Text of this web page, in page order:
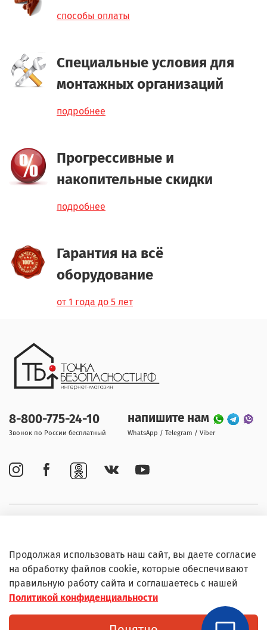
способы оплаты
Специальные условия для
монтажных организаций
подробнее
Прогрессивные и
накопительные скидки
подробнее
Гарантия на всё
оборудование
от 1 года до 5 лет
Информация
8-800-775-24-10
Звонок по России бесплатный
напишите нам
WhatsApp / Telegram / Viber
© Любое использование контента без письменного
Продолжая использовать наш сайт, вы даете согласие
на обработку файлов cookie, которые обеспечивают
правильную работу сайта и соглашаетесь с нашей
Политикой конфиденциальности